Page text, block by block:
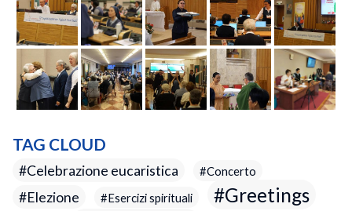
TAG CLOUD
Celebrazione eucaristica Concerto
Elezione Esercizi spirituali Greetings